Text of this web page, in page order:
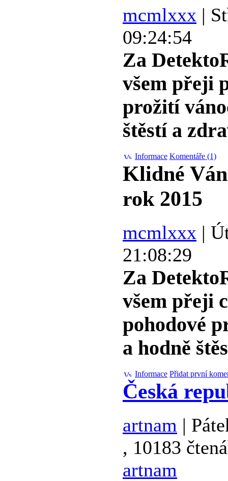
mcmlxxx |
09:24:54
Za
všem přeji
prožití
štěstí a
Informace Komentáře (1)
Klidné
rok 2015
mcmlxxx |
21:08:29
Za
všem přeji
pohodové
a hodně
Informace Přidat první
Česká
artnam |
, 10183
artnam